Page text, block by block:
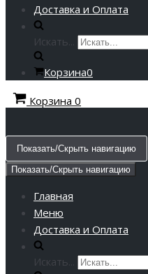
Доставка и Оплата
Искать...
Корзина0
Корзина 0
Показать/Скрыть навигацию
Показать/Скрыть навигацию
Главная
Меню
Доставка и Оплата
Искать...